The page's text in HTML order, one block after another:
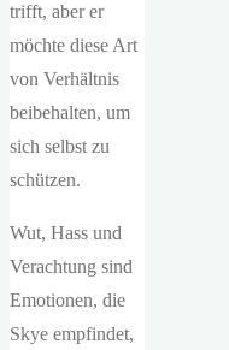
trifft, aber er
möchte diese Art
von Verhältnis
beibehalten, um
sich selbst zu
schützen.
Wut, Hass und
Verachtung sind
Emotionen, die
Skye empfindet,